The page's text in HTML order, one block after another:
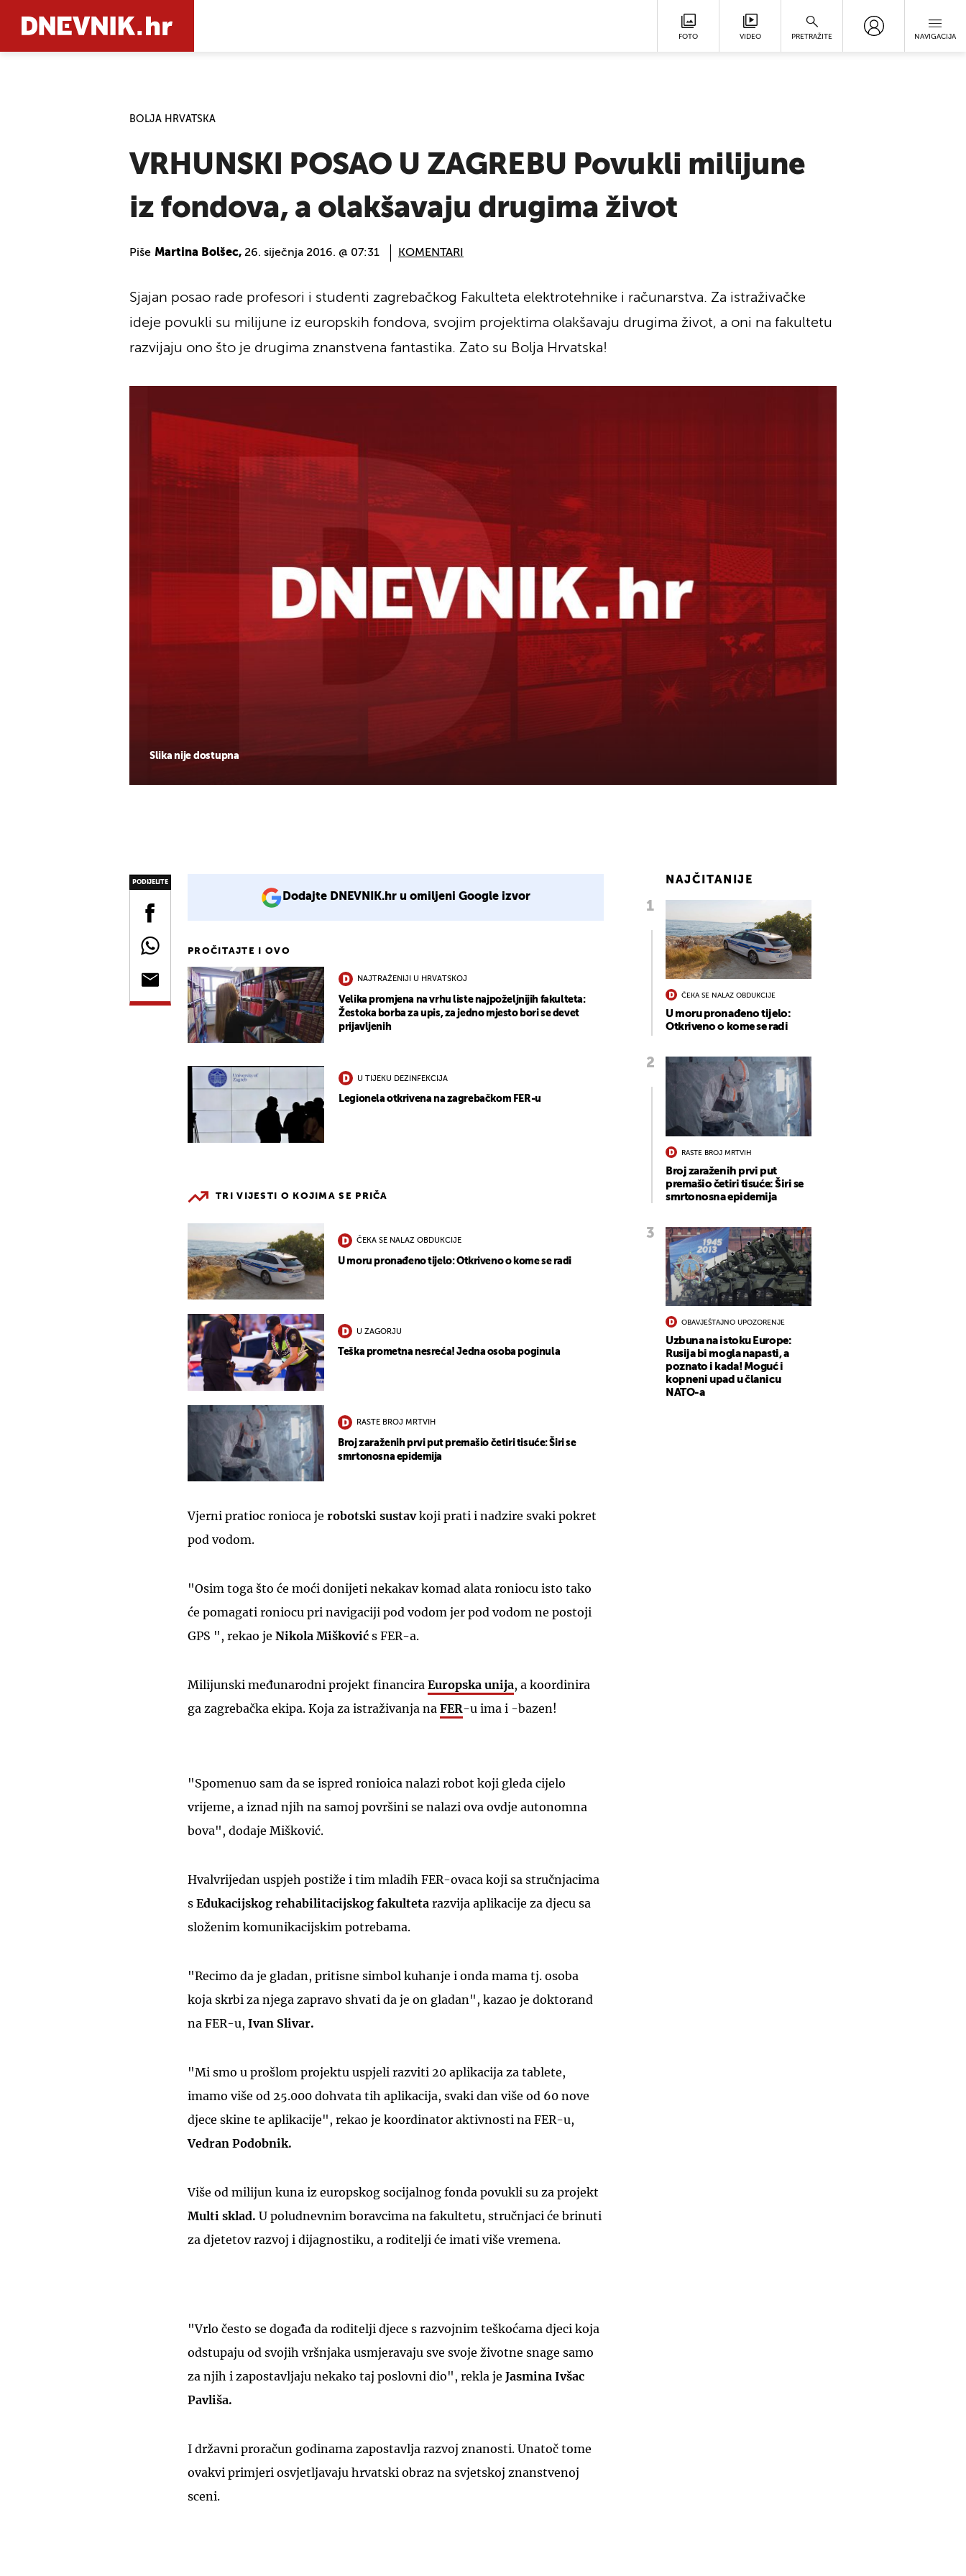
FOTO VIDEO PRETRAŽITE NAVIGACIJA
BOLJA HRVATSKA
VRHUNSKI POSAO U ZAGREBU Povukli milijune
iz fondova, a olakšavaju drugima život
Piše Martina Bolšec, 26. siječnja 2016. @ 07:31 KOMENTARI
Slika nije dostupna
Sjajan posao rade profesori i studenti zagrebačkog Fakulteta elektrotehnike i računarstva. Za istraživačke
ideje povukli su milijune iz europskih fondova, svojim projektima olakšavaju drugima život, a oni na fakultetu
razvijaju ono što je drugima znanstvena fantastika. Zato su Bolja Hrvatska!
PODIJELITE
Dodajte DNEVNIK.hr u omiljeni Google izvor
PROČITAJTE I OVO
NAJTRAŽENIJI U HRVATSKOJ
Velika promjena na vrhu liste najpoželjnijih fakulteta:
Žestoka borba za upis, za jedno mjesto bori se devet
prijavljenih
U TIJEKU DEZINFEKCIJA
Legionela otkrivena na zagrebačkom FER-u
TRI VIJESTI O KOJIMA SE PRIČA
ČEKA SE NALAZ OBDUKCIJE
U moru pronađeno tijelo: Otkriveno o kome se radi
U ZAGORJU
Teška prometna nesreća! Jedna osoba poginula
RASTE BROJ MRTVIH
Broj zaraženih prvi put premašio četiri tisuće: Širi se
smrtonosna epidemija
Vjerni pratioc ronioca je robotski sustavkoji prati i nadzire svaki pokret
pod vodom.
"Osim toga što će moći donijeti nekakav komad alata roniocu isto tako
će pomagati roniocu pri navigaciji pod vodom jer pod vodom ne postoji
GPS ", rekao je Nikola Mišković s FER-a.
Milijunski međunarodni projekt financira Europska unija, a koordinira
ga zagrebačka ekipa. Koja za istraživanja na FER-u ima i -bazen!
"Spomenuo sam da se ispred ronioica nalazi robot koji gleda cijelo
vrijeme, a iznad njih na samoj površini se nalazi ova ovdje autonomna
bova", dodaje Mišković.
Hvalvrijedan uspjeh postiže i tim mladih FER-ovaca koji sa stručnjacima
s Edukacijskog rehabilitacijskog fakulteta razvija aplikacije za djecu sa
složenim komunikacijskim potrebama.
"Recimo da je gladan, pritisne simbol kuhanje i onda mama tj. osoba
koja skrbi za njega zapravo shvati da je on gladan", kazao je doktorand
na FER-u, Ivan Slivar.
"Mi smo u prošlom projektu uspjeli razviti 20 aplikacija za tablete,
imamo više od 25.000 dohvata tih aplikacija, svaki dan više od 60 nove
djece skine te aplikacije", rekao je koordinator aktivnosti na FER-u,
Vedran Podobnik.
Više od milijun kuna iz europskog socijalnog fonda povukli su za projekt
Multi sklad. U poludnevnim boravcima na fakultetu, stručnjaci će brinuti
za djetetov razvoj i dijagnostiku, a roditelji će imati više vremena.
"Vrlo često se događa da roditelji djece s razvojnim teškoćama djeci koja
odstupaju od svojih vršnjaka usmjeravaju sve svoje životne snage samo
za njih i zapostavljaju nekako taj poslovni dio", rekla je Jasmina Ivšac
Pavliša.
I državni proračun godinama zapostavlja razvoj znanosti. Unatoč tome
ovakvi primjeri osvjetljavaju hrvatski obraz na svjetskoj znanstvenoj
sceni.
NAJČITANIJE
ČEKA SE NALAZ OBDUKCIJE
U moru pronađeno tijelo:
Otkriveno o kome se radi
RASTE BROJ MRTVIH
Broj zaraženih prvi put
premašio četiri tisuće: Širi se
smrtonosna epidemija
OBAVJEŠTAJNO UPOZORENJE
Uzbuna na istoku Europe:
Rusija bi mogla napasti, a
poznato i kada! Moguć i
kopneni upad u članicu
NATO-a